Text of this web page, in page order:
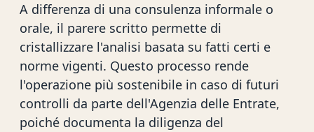
A differenza di una consulenza informale o
orale, il parere scritto permette di
cristallizzare l'analisi basata su fatti certi e
norme vigenti. Questo processo rende
l'operazione più sostenibile in caso di futuri
controlli da parte dell'Agenzia delle Entrate,
poiché documenta la diligenza del